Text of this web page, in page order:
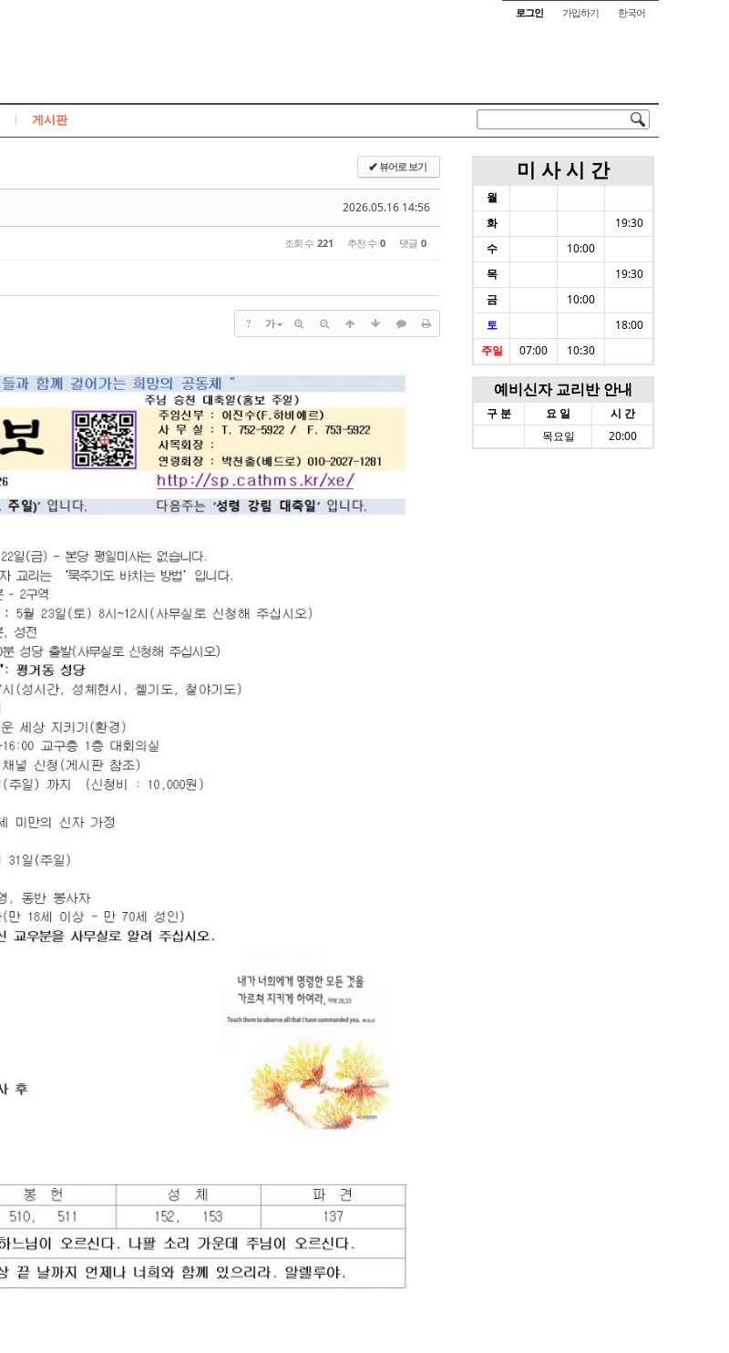
로그인 가입하기 한국어
게시판
✔뷰어로 보기
2026.05.16 14:56
조회 수 221 추천 수 0 댓글 0
? 가
미 사 시 간
월
화
19:30
수
10:00
목
19:30
금
10:00
토
18:00
주일
07:00 10:30
예비신자 교리반 안내
구 분 요 일
시 간
목요일
20:00